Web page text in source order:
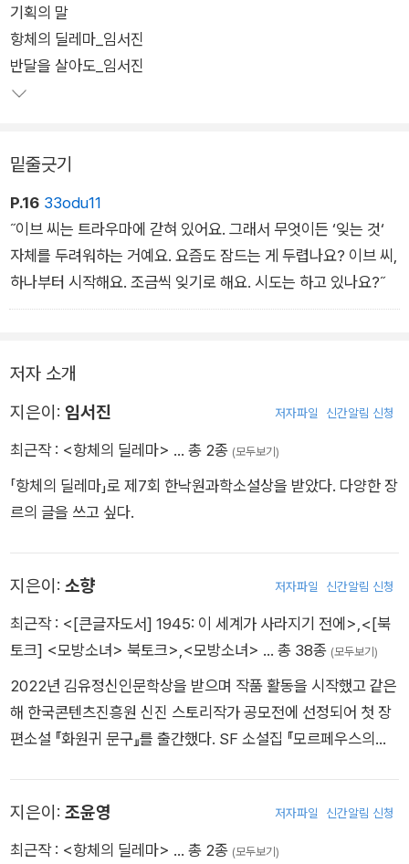
작가의 「하늘은 무섭지 않아」, 윤여경 작가의 「세 개의 시간」, 문
이소 작가의 「마지막 히치하이커」, 남유하 작가의 「푸른 머리카
락」, 이지은 작가의 「고조를 찾아서」가 수상작으로 이름을 올렸
다. 제7회 수상작은 임서진 작가의 「항체의 딜레마」로, 수상 작가
이번 수상작품집은 코로나19 이후의 지구 환경, 나아가 미래사회
에 대한 불안이 만연한 지금 이 시대의 고민을 담은 작품들로 구
성되었다. 대기오염, 바이러스, 기후 위기, 우주여행 등 현재의 문
제를 좀 더 면밀히 들여다볼 수 있는 소재와 SF가 결합된 작품들
을 만날 수 있다. 어린이 청소년 독자들도 쉽게 흥미를 가질 만한
기획의 말
항체의 딜레마_임서진
반달을 살아도_임서진
밑줄긋기
P.16 33odu11
˝이브 씨는 트라우마에 갇혀 있어요. 그래서 무엇이든 ‘잊는 것‘
자체를 두려워하는 거예요. 요즘도 잠드는 게 두렵나요? 이브 씨,
하나부터 시작해요. 조금씩 잊기로 해요. 시도는 하고 있나요?˝
저자 소개
지은이: 임서진 저자파일 신간알림 신청
최근작 : <항체의 딜레마> … 총 2종 (모두보기)
「항체의 딜레마」로 제7회 한낙원과학소설상을 받았다. 다양한 장
르의 글을 쓰고 싶다.
지은이: 소향 저자파일 신간알림 신청
최근작 : <[큰글자도서] 1945: 이 세계가 사라지기 전에>,<[북
토크] <모방소녀> 북토크>,<모방소녀> … 총 38종 (모두보기)
2022년 김유정신인문학상을 받으며 작품 활동을 시작했고 같은
해 한국콘텐츠진흥원 신진 스토리작가 공모전에 선정되어 첫 장
편소설 『화원귀 문구』를 출간했다. SF 소설집 『모르페우스의
45: 이 세계가 사라지기 전에』 등 여러 앤솔러지에 작품을 실었
다. 『화원귀 문구』는 해외 출간되었고, 『우리의 연애는 모두의 관
지은이: 조윤영 저자파일 신간알림 신청
최근작 : <항체의 딜레마> … 총 2종 (모두보기)